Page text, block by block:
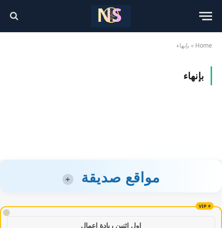
Home
»بإنهاء
بإنهاء
مواقع صديقة +
!
اول اثنين ريادة اعمال